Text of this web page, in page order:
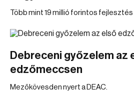
Több mint 19 millió forintos
Debreceni győzelem az
edzőmeccsen
Mezőkövesden nyert a DEAC.